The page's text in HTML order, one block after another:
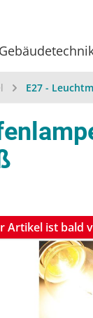
E27 -
Artikel ist bald